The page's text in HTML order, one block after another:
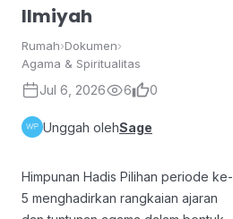
Ilmiyah
Rumah›Dokumen›
Agama & Spiritualitas
Jul 6, 2026 6 0
Unggah olehSage
Himpunan Hadis Pilihan periode ke-
5 menghadirkan rangkaian ajaran